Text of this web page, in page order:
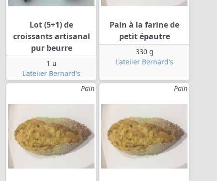
Lot (5+1) de
croissants artisanal
pur beurre
1 u
L'atelier Bernard's
Pain à la farine de
petit épautre
330 g
L'atelier Bernard's
Pain Pain